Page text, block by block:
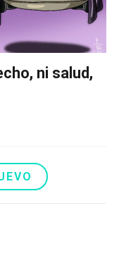
ni salud,